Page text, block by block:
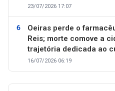
23/07/2026 17:07
Oeiras perde o
Reis; morte comove a
trajetória dedicada ao
16/07/2026 06:19